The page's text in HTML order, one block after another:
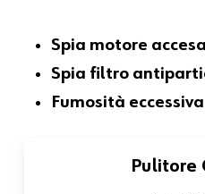
Spia motore accesa
Spia filtro
Fumosità
Pulitore